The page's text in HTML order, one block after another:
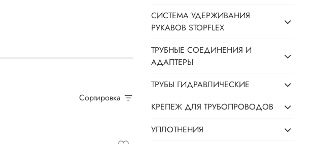
Сортировка
СИСТЕМА УДЕРЖИВАНИЯ
РУКАВОВ STOPFLEX
ТРУБНЫЕ СОЕДИНЕНИЯ И
АДАПТЕРЫ
ТРУБЫ ГИДРАВЛИЧЕСКИЕ
КРЕПЕЖ ДЛЯ ТРУБОПРОВОДОВ
УПЛОТНЕНИЯ